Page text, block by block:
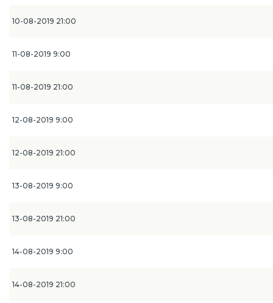
10-08-2019 21:00
11-08-2019 9:00
11-08-2019 21:00
12-08-2019 9:00
12-08-2019 21:00
13-08-2019 9:00
13-08-2019 21:00
14-08-2019 9:00
14-08-2019 21:00